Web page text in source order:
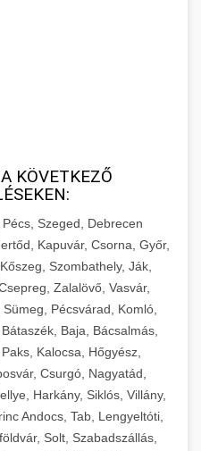
KÖVETKEZŐ
Szeged, Debrecen
Kapuvár, Csorna, Győr,
Szombathely, Ják,
Zalalövő, Vasvár,
Pécsvárad, Komló,
Baja, Bácsalmás,
Kalocsa, Hőgyész,
Csurgó, Nagyatád,
Harkány, Siklós, Villány,
Andocs, Tab, Lengyeltóti,
Solt, Szabadszállás,